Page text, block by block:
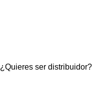
¿Quieres ser distribuidor?